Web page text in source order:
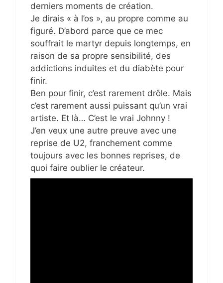
derniers moments de création.
Je dirais « à l’os », au propre comme au
figuré. D’abord parce que ce mec
souffrait le martyr depuis longtemps, en
raison de sa propre sensibilité, des
addictions induites et du diabète pour
finir.
Ben pour finir, c’est rarement drôle. Mais
c’est rarement aussi puissant qu’un vrai
artiste. Et là… C’est le vrai Johnny !
J’en veux une autre preuve avec une
reprise de U2, franchement comme
toujours avec les bonnes reprises, de
quoi faire oublier le créateur.